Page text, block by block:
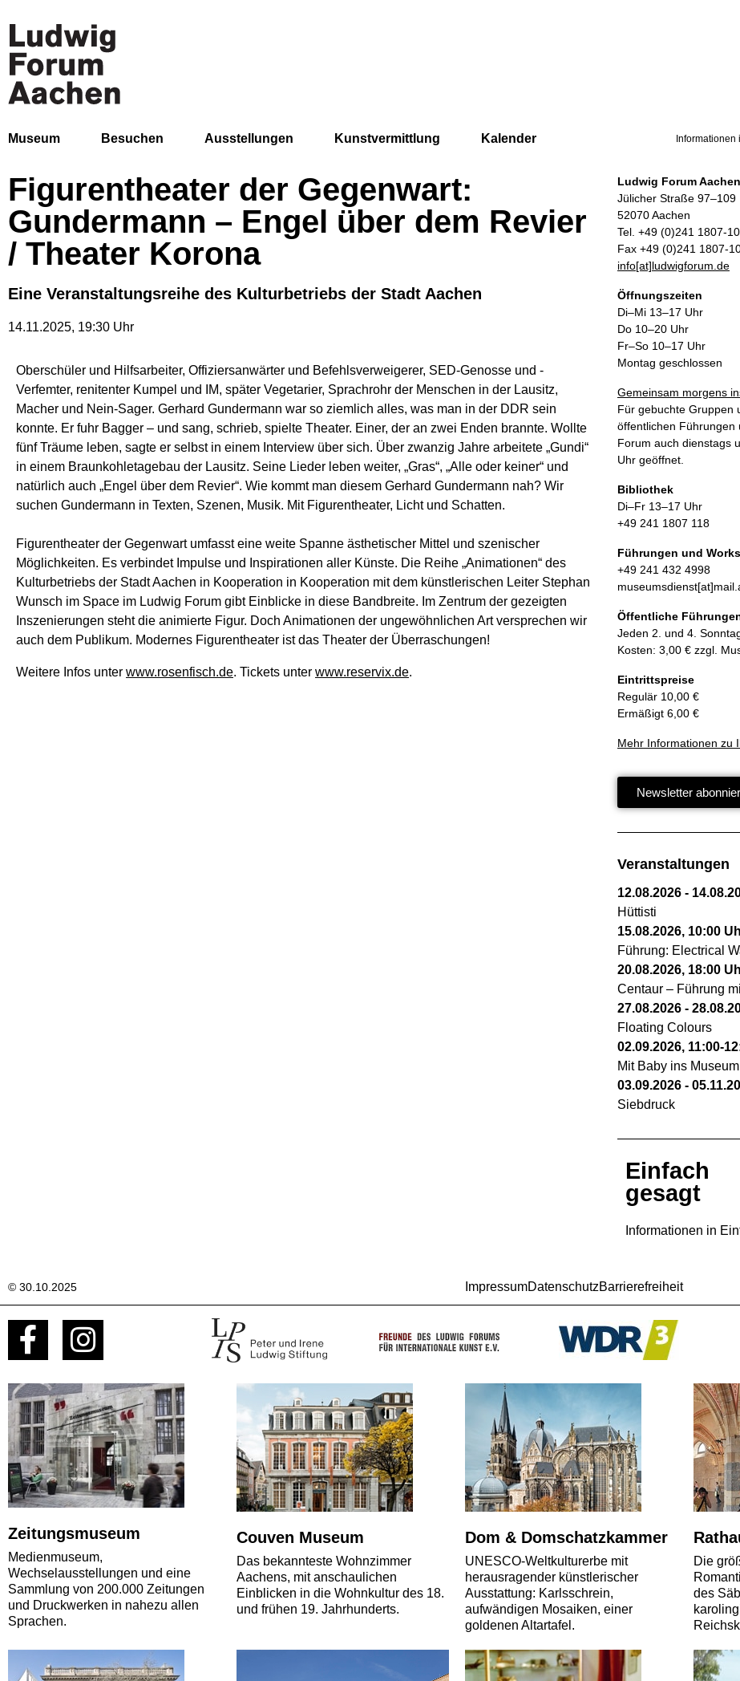
Museum Besuchen Ausstellungen Kunstvermittlung Kalender Informationen
Figurentheater der Gegenwart:
Gundermann – Engel über dem Revier
/ Theater Korona
Eine Veranstaltungsreihe des Kulturbetriebs der Stadt Aachen
14.11.2025, 19:30 Uhr
Oberschüler und Hilfsarbeiter, Offiziersanwärter und Befehlsverweigerer, SED-Genosse und -
Verfemter, renitenter Kumpel und IM, später Vegetarier, Sprachrohr der Menschen in der Lausitz,
Macher und Nein-Sager. Gerhard Gundermann war so ziemlich alles, was man in der DDR sein
konnte. Er fuhr Bagger – und sang, schrieb, spielte Theater. Einer, der an zwei Enden brannte. Wollte
fünf Träume leben, sagte er selbst in einem Interview über sich. Über zwanzig Jahre arbeitete „Gundi“
in einem Braunkohletagebau der Lausitz. Seine Lieder leben weiter, „Gras“, „Alle oder keiner“ und
natürlich auch „Engel über dem Revier“. Wie kommt man diesem Gerhard Gundermann nah? Wir
suchen Gundermann in Texten, Szenen, Musik. Mit Figurentheater, Licht und Schatten.
Figurentheater der Gegenwart umfasst eine weite Spanne ästhetischer Mittel und szenischer
Möglichkeiten. Es verbindet Impulse und Inspirationen aller Künste. Die Reihe „Animationen“ des
Kulturbetriebs der Stadt Aachen in Kooperation in Kooperation mit dem künstlerischen Leiter Stephan
Wunsch im Space im Ludwig Forum gibt Einblicke in diese Bandbreite. Im Zentrum der gezeigten
Inszenierungen steht die animierte Figur. Doch Animationen der ungewöhnlichen Art versprechen wir
auch dem Publikum. Modernes Figurentheater ist das Theater der Überraschungen!
Weitere Infos unter www.rosenfisch.de. Tickets unter www.reservix.de.
Ludwig Forum Aachen
Jülicher Straße 97–109
52070 Aachen
Tel. +49 (0)241 1807-
Fax +49 (0)241 1807-
info[at]ludwigforum.de
Öffnungszeiten
Di–Mi 13–17 Uhr
Do 10–20 Uhr
Fr–So 10–17 Uhr
Montag geschlossen
Gemeinsam morgens
Für gebuchte Gruppen
öffentlichen Führungen
Forum auch dienstags
Uhr geöffnet.
Bibliothek
Di–Fr 13–17 Uhr
+49 241 1807 118
Führungen und
+49 241 432 4998
Öffentliche
Jeden 2. und 4.
Kosten: 3,00 € zzgl.
Eintrittspreise
Regulär 10,00 €
Ermäßigt 6,00 €
Mehr Informationen zu
Newsletter
Veranstaltungen
12.08.2026 -
Hüttisti
15.08.2026, 10:00
Führung: Electrical
20.08.2026, 18:00
Centaur – Führung
27.08.2026 -
Floating Colours
02.09.2026, 11:00-
Mit Baby ins Museum
03.09.2026 -
Siebdruck
Einfach
gesagt
Informationen in
© 30.10.2025 ImpressumDatenschutzBarrierefreiheit
Zeitungsmuseum
Medienmuseum,
Wechselausstellungen und eine
Sammlung von 200.000 Zeitungen
und Druckwerken in nahezu allen
Sprachen.
Couven Museum
Das bekannteste Wohnzimmer
Aachens, mit anschaulichen
Einblicken in die Wohnkultur des 18.
und frühen 19. Jahrhunderts.
Dom & Domschatzkammer
UNESCO-Weltkulturerbe mit
herausragender künstlerischer
Ausstattung: Karlsschrein,
aufwändigen Mosaiken, einer
goldenen Altartafel.
Die
des